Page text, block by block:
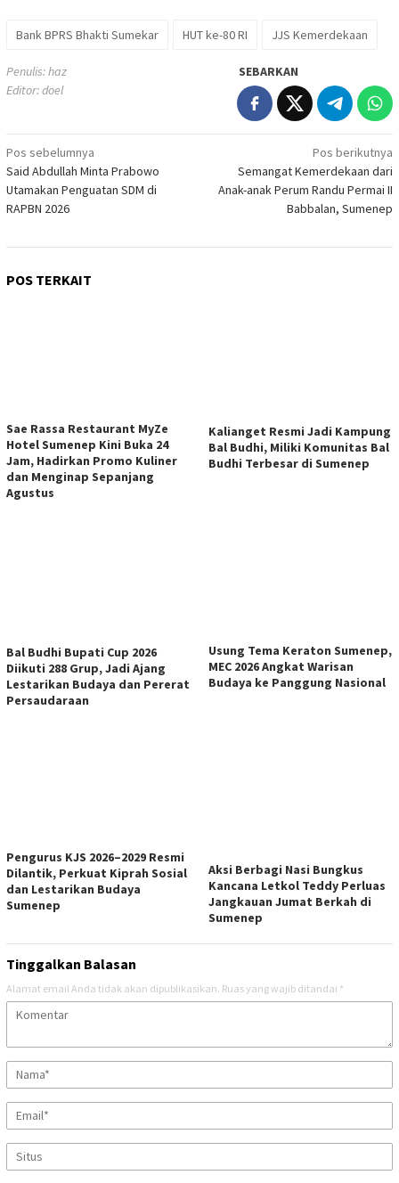
Bank BPRS Bhakti Sumekar HUT ke-80 RI JJS Kemerdekaan
Penulis: haz
Editor: doel
SEBARKAN
Navigasi
pos
Pos sebelumnya
Said Abdullah Minta Prabowo
Utamakan Penguatan SDM di
RAPBN 2026
Pos berikutnya
Semangat Kemerdekaan dari
Anak-anak Perum Randu Permai II
Babbalan, Sumenep
POS TERKAIT
Sae Rassa Restaurant MyZe
Hotel Sumenep Kini Buka 24
Jam, Hadirkan Promo Kuliner
dan Menginap Sepanjang
Agustus
Kalianget Resmi Jadi Kampung
Bal Budhi, Miliki Komunitas Bal
Budhi Terbesar di Sumenep
Bal Budhi Bupati Cup 2026
Diikuti 288 Grup, Jadi Ajang
Lestarikan Budaya dan Pererat
Persaudaraan
Usung Tema Keraton Sumenep,
MEC 2026 Angkat Warisan
Budaya ke Panggung Nasional
Pengurus KJS 2026–2029 Resmi
Dilantik, Perkuat Kiprah Sosial
dan Lestarikan Budaya
Sumenep
Aksi Berbagi Nasi Bungkus
Kancana Letkol Teddy Perluas
Jangkauan Jumat Berkah di
Sumenep
Tinggalkan Balasan
Alamat email Anda tidak akan dipublikasikan. Ruas yang wajib ditandai *